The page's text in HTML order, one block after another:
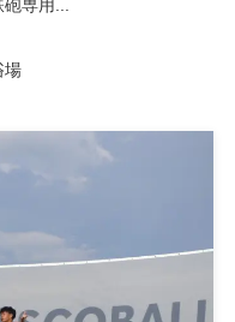
専用...
場